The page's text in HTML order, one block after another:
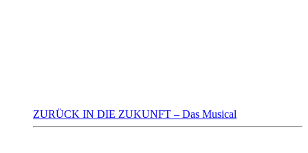
ZURÜCK IN DIE ZUKUNFT – Das Musical